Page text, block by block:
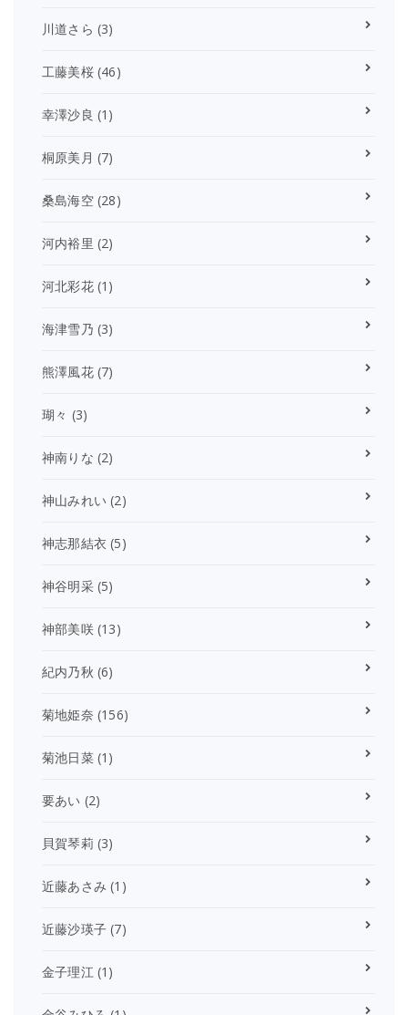
川道さら (3)
工藤美桜(46)
幸澤沙良 (1)
桐原美月 (7)
桑島海空(28)
河内裕里 (2)
河北彩花(1)
海津雪乃 (3)
熊澤風花(7)
瑚々 (3)
神南りな (2)
神山みれい (2)
神志那結衣 (5)
神谷明采(5)
神部美咲(13)
紀内乃秋 (6)
菊地姫奈 (156)
菊池日菜(1)
要あい (2)
貝賀琴莉 (3)
近藤あさみ (1)
近藤沙瑛子 (7)
金子理江(1)